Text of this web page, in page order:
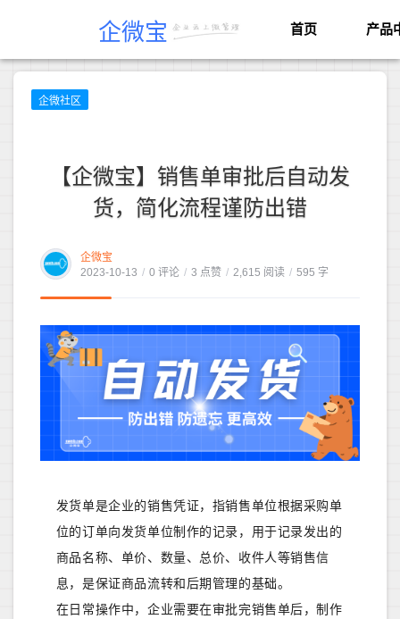
企微宝 首页 产品
企微社区
【企微宝】销售单审批后自动发
货，简化流程谨防出错
企微宝
2023-10-13 / 0 评论 / 3 点赞 / 2,615 阅读 / 595 字
发货单是企业的销售凭证，指销售单位根据采购单
位的订单向发货单位制作的记录，用于记录发出的
商品名称、单价、数量、总价、收件人等销售信
息，是保证商品流转和后期管理的基础。
在日常操作中，企业需要在审批完销售单后，制作